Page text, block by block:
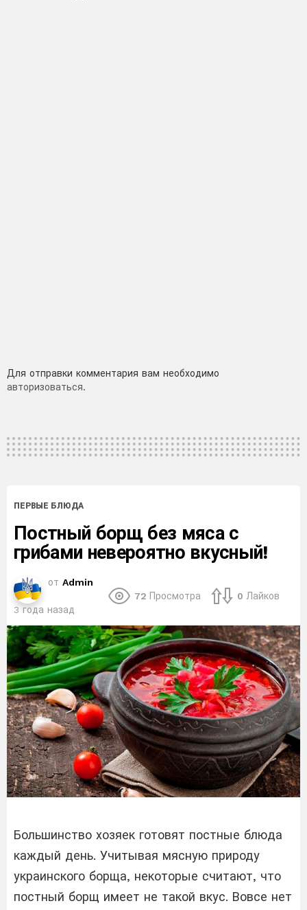
Добавить
комментарий
Для отправки комментария вам необходимо
авторизоваться.
ПЕРВЫЕ БЛЮДА
Постный борщ без мяса с
грибами невероятно вкусный!
от Admin
3 года назад
72 Просмотра 0 Лайков
Большинство хозяек готовят постные блюда
каждый день. Учитывая мясную природу
украинского борща, некоторые считают, что
постный борщ имеет не такой вкус. Вовсе нет